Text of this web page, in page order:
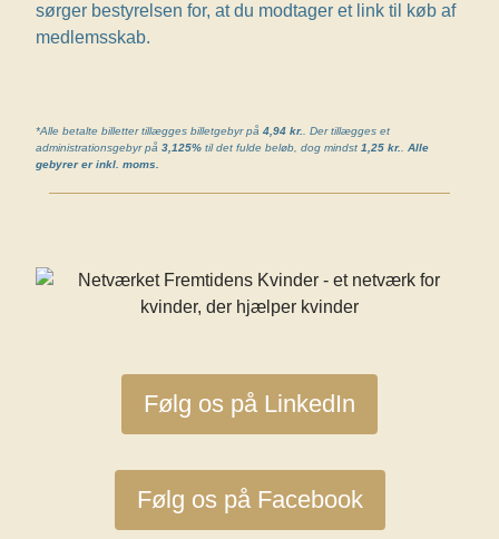
sørger bestyrelsen for, at du modtager et link til køb af
medlemsskab.
*Alle betalte billetter tillægges billetgebyr på 4,94 kr. . Der tillægges et
administrationsgebyr på 3,125% til det fulde beløb, dog mindst 1,25 kr.
Alle
gebyrer er inkl. moms.
Følg os på LinkedIn
Følg os på Facebook